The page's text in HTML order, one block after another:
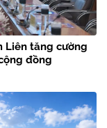
Liên tăng cường
đồng